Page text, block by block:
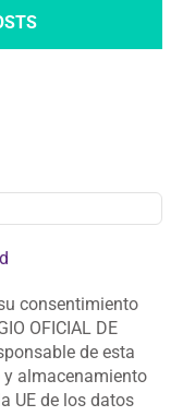
consentimiento
OFICIAL DE
de esta
almacenamiento
UE de los datos